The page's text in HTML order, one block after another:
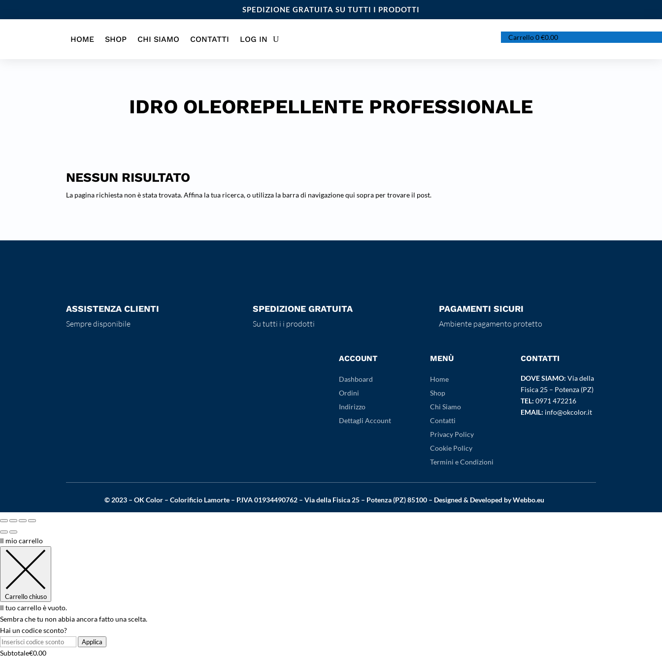
SPEDIZIONE GRATUITA SU TUTTI I PRODOTTI
HOME SHOP CHI SIAMO CONTATTI LOG IN Carrello0€0.00
IDRO OLEOREPELLENTE PROFESSIONALE
NESSUN RISULTATO
La pagina richiesta non è stata trovata. Affina la tua ricerca, o utilizza la barra di navigazione qui sopra per trovare il post.
ASSISTENZA CLIENTI
Sempre disponibile
SPEDIZIONE GRATUITA
Su tutti i i prodotti
PAGAMENTI SICURI
Ambiente pagamento protetto
ACCOUNT
Dashboard
Ordini
Indirizzo
Dettagli Account
MENÙ
Home
Shop
Chi Siamo
Contatti
Privacy Policy
Cookie Policy
Termini e Condizioni
CONTATTI
DOVE SIAMO: Via della
Fisica 25 – Potenza (PZ)
TEL: 0971 472216
EMAIL: info@okcolor.it
© 2023 – OK Color – Colorificio Lamorte – P.IVA 01934490762 – Via della Fisica 25 – Potenza (PZ) 85100 – Designed & Developed byWebbo.eu
Il mio carrello
Carrello chiuso
Il tuo carrello è vuoto.
Sembra che tu non abbia ancora fatto una scelta.
Hai un codice sconto?
Applica
Subtotale€0.00